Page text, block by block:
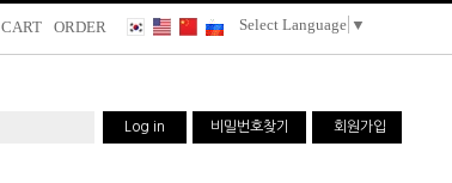
CART ORDER Select Language ▼
Log in 비밀번호찾기 회원가입